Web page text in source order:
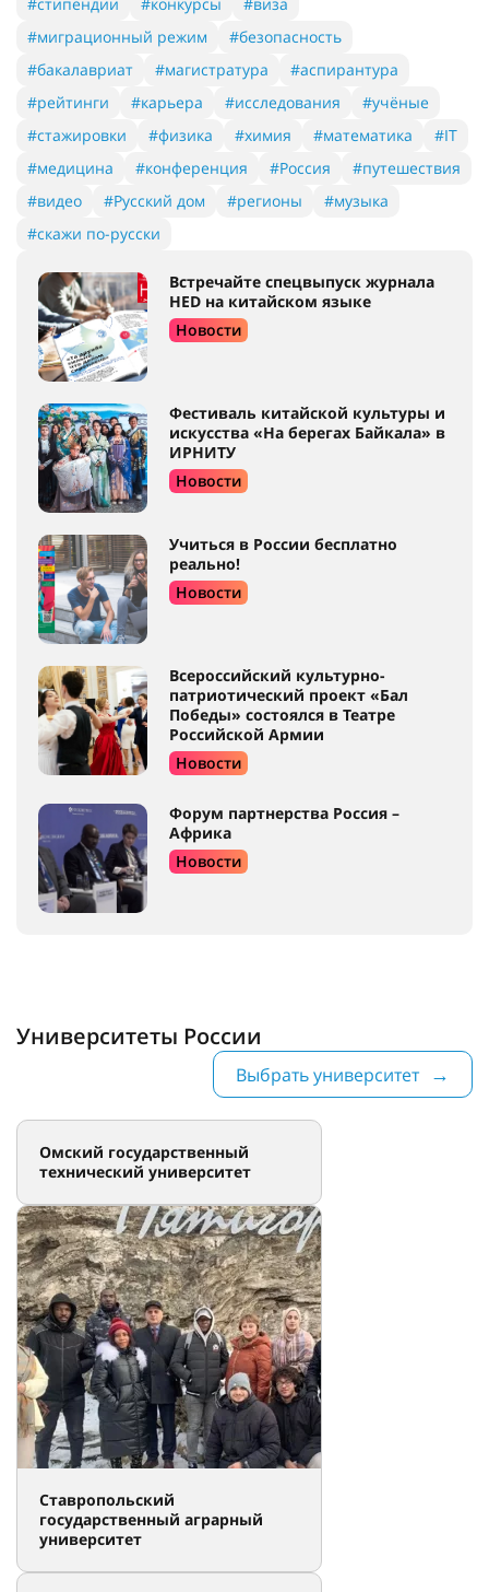
#миграционный режим
#безопасность
#бакалавриат
#магистратура
#аспирантура
#рейтинги
#карьера #исследования
#учёные
#стажировки
#физика #химия #математика
#IT
#медицина
#конференция #Россия
#путешествия
#видео
#Русский дом #регионы
#музыка
#скажи по-русски
Встречайте спецвыпуск журнала
HED на китайском языке
Новости
Фестиваль китайской культуры и
искусства «На берегах Байкала» в
ИРНИТУ
Новости
Учиться в России бесплатно
реально!
Новости
Всероссийский культурно-
патриотический проект «Бал
Победы» состоялся в Театре
Российской Армии
Новости
Форум партнерства Россия –
Африка
Новости
Университеты России
Выбрать университет
Омский государственный
технический университет
Ставропольский
государственный аграрный
университет